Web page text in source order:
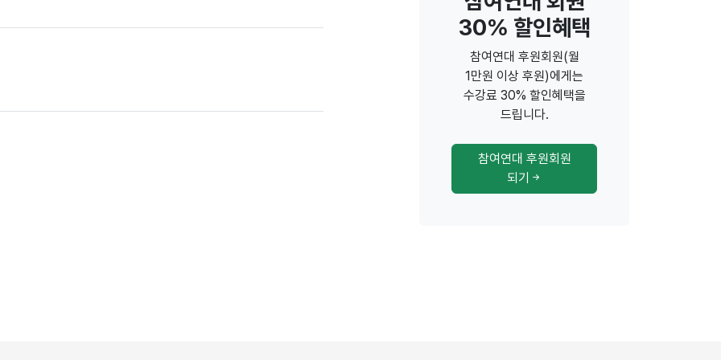
30% 할인혜택
참여연대 후원회원(월
1만원 이상 후원)에게는
수강료 30% 할인혜택을
드립니다.
참여연대 후원회원
되기